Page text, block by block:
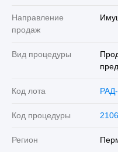
Направление
продаж
Вид процедуры
Код лота
Код процедуры
Регион